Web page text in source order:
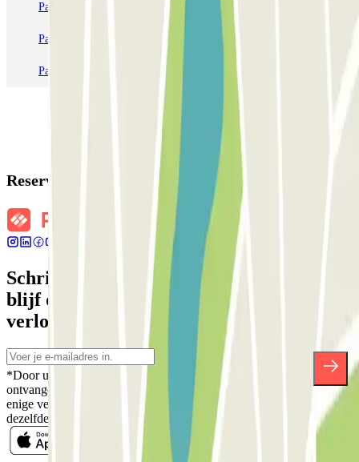
Parkeren in Parijs
Parkeren in Station Venetië Mestre Parkeren in Rome
Parkeren in Milaan Parkeren in Verona
Reserveringsgegevens
Schrijf je in voor onze nieuwsbrief en
blijf op de hoogte van kortingen,
verlotingen en vele andere verrassingen.
*Door u in te schrijven aanvaardt u ons Privacybeleid voor het
ontvangen van commerciële communicatie van Parclick. Zonder
enige verplichting kunt u zich uitschrijven wanneer u maar wilt in
dezelfde nieuwsbrief.